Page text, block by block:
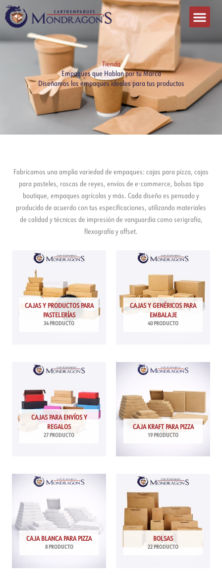
contenido
Tienda
Empaques que Hablan por tu Marca
Diseñamos los empaques ideales para tus productos
Fabricamos una amplia variedad de empaques: cajas para pizza, cajas
para pasteles, roscas de reyes, envíos de e-commerce, bolsas tipo
boutique, empaques agrícolas y más. Cada diseño es pensado y
producido de acuerdo con tus especificaciones, utilizando materiales
de calidad y técnicas de impresión de vanguardia como serigrafía,
flexografía y offset.
CAJAS Y PRODUCTOS PARA
PASTELERÍAS
34 PRODUCTO
CAJAS Y GENÉRICOS PARA
EMBALAJE
40 PRODUCTO
CAJAS PARA ENVÍOS Y
REGALOS
27 PRODUCTO
CAJA KRAFT PARA PIZZA
19 PRODUCTO
CAJA BLANCA PARA PIZZA
8 PRODUCTO
BOLSAS
22 PRODUCTO